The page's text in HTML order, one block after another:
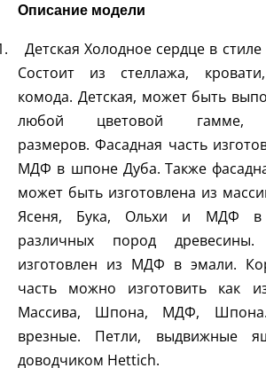
Описание модели
Детская Холодное сердце в
Состоит из стеллажа,
комода. Детская, может быть
любой цветовой гамме,
размеров.Фасадная часть
МДФ в шпоне Дуба. Также
может быть изготовлена из
Ясеня, Бука, Ольхи и МДФ
различных пород древесины.
изготовлен из МДФ в эмали.
часть можно изготовить как
Массива, Шпона, МДФ,
врезные. Петли, выдвижные
доводчиком Hettich.